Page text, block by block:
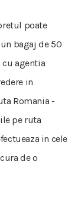
poate
bagaj de 50
cu agentia
in
Romania -
pe ruta
in cele
de o